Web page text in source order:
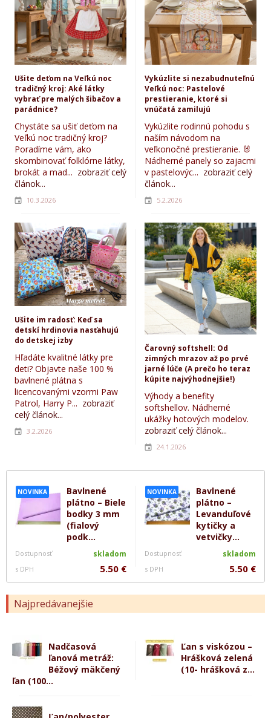
NOVINKA
Bavlnené
plátno – Biele
bodky 3 mm
(fialový
podk...
Dostupnosť skladom
s DPH 5.50 €
NOVINKA
Bavlnené
plátno –
Levanduľové
kytičky a
vetvičky...
Dostupnosť skladom
s DPH 5.50 €
Najpredávanejšie
Nadčasová
ľanová metráž:
Béžový mäkčený
ľan (100...
Ľan s viskózou –
Hrášková zelená
(10- hrášková z...
Ušite deťom na Veľkú noc
tradičný kroj: Aké látky
vybrať pre malých šibačov a
parádnice?
Chystáte sa ušiť deťom na
Veľkú noc tradičný kroj?
Poradíme vám, ako
skombinovať folklórne látky,
brokát a mad... zobraziť celý
článok...
10.3.2026
Vykúzlite si nezabudnuteľnú
Veľkú noc: Pastelové
prestieranie, ktoré si
vnúčatá zamilujú
Vykúzlite rodinnú pohodu s
naším návodom na
veľkonočné prestieranie. 🐰
Nádherné panely so zajacmi
v pastelovýc... zobraziť celý
článok...
5.2.2026
Ušite im radosť: Keď sa
detskí hrdinovia nasťahujú
do detskej izby
Hľadáte kvalitné látky pre
deti? Objavte naše 100 %
bavlnené plátna s
licencovanými vzormi Paw
Patrol, Harry P... zobraziť
celý článok...
3.2.2026
Čarovný softshell: Od
zimných mrazov až po prvé
jarné lúče (A prečo ho teraz
kúpite najvýhodnejšie!)
Výhody a benefity
softshellov. Nádherné
ukážky hotových modelov.
zobraziť celý článok...
24.1.2026